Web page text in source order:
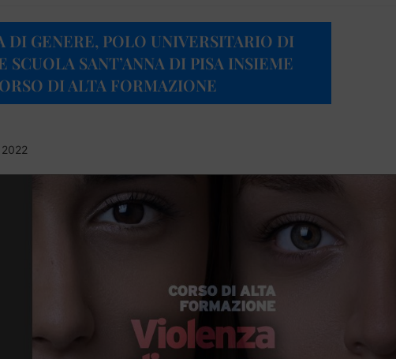
DI GENERE, POLO UNIVERSITARIO DI
SCUOLA SANT’ANNA DI PISA INSIEME
DI ALTA FORMAZIONE